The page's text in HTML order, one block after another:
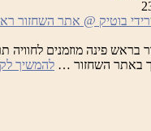
להמשיך